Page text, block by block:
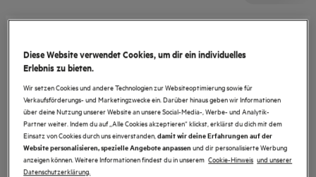
Diese Website verwendet Cookies, um dir ein individuelles
Erlebnis zu bieten.
Wir setzen Cookies und andere Technologien zur Websiteoptimierung sowie für
Verkaufsförderungs- und Marketingzwecke ein. Darüber hinaus geben wir Informationen
über deine Nutzung unserer Website an unsere Social-Media-, Werbe- und Analytik-
Partner weiter. Indem du auf „Alle Cookies akzeptieren“ klickst, erklärst du dich mit dem
Einsatz von Cookies durch uns einverstanden,damit wir deine Erfahrungen auf der
Website personalisieren, spezielle Angebote anpassen und dir personalisierte Werbung
anzeigen können. Weitere Informationen findest du in unserem Cookie-Hinweis und unserer
Datenschutzerklärung.